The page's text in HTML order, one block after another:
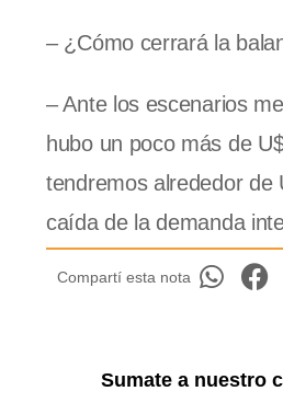
– ¿Cómo cerrará la
– Ante los escenarios
hubo un poco más de
tendremos alrededor de
caída de la demanda
Compartí esta nota
Sumate a nuestro